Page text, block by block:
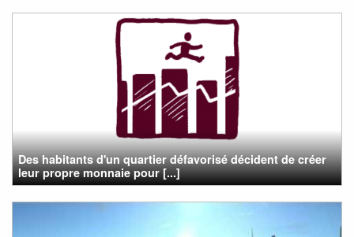
Des habitants d'un quartier défavorisé décident de créer
leur propre monnaie pour [...]